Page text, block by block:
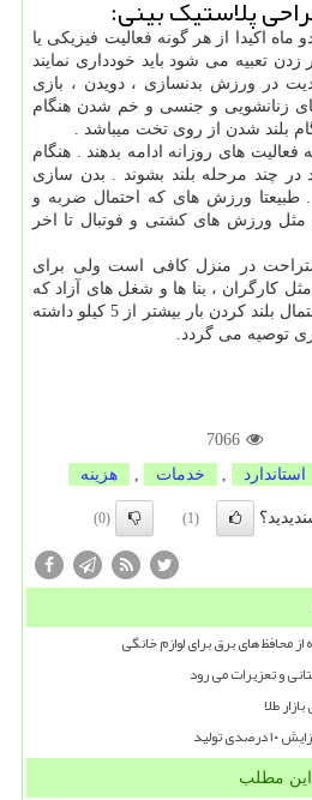
پلاستیک بینی:
ماه اکیدا از هر گونه فعالیت فیزیکی یا
تعبیه می شود باید خودداری نمایند
در ورزش بدنسازی ، دویدن ، بازی
زنانشویی و جنسی و خم شدن هنگام
بلند شدن از روی تخت میباشد .
فعالیت های روزانه ادامه بدهند . هنگام
در چند مرحله بلند بشوند . بدن سازی
. طبیعتا ورزش های که احتمال ضربه و
ورزش های کشتی و فوتبال تا اخر
در منزل کافی است ولی برای
کارگران ، بنا ها و شغل های آزاد که
فعالیت آنها سنگین بوده و احتمال بلند کردن بار بیشتر از 5 کیلو داشته
7066
استاندارد خدمات هزینه
(1)
(0)
محافظ های برق برای لوازم خانگی
و تعزیرات می رود
طلا
این مطلب